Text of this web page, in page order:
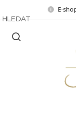
E-
HLEDAT